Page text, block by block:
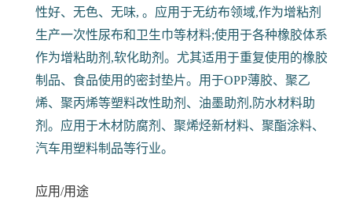
性好、无色、无味, 。应用于无纺布领域,作为增粘剂
生产一次性尿布和卫生巾等材料;使用于各种橡胶体系
作为增粘助剂,软化助剂。尤其适用于重复使用的橡胶
制品、食品使用的密封垫片。用于OPP薄胶、聚乙
烯、聚丙烯等塑料改性助剂、油墨助剂,防水材料助
剂。应用于木材防腐剂、聚烯烃新材料、聚酯涂料、
汽车用塑料制品等行业。
应用/用途